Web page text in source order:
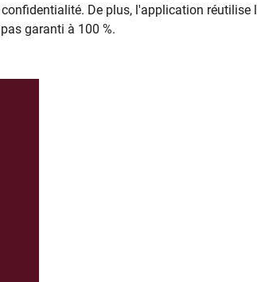
De plus, l'application réutilise
garanti à 100 %.